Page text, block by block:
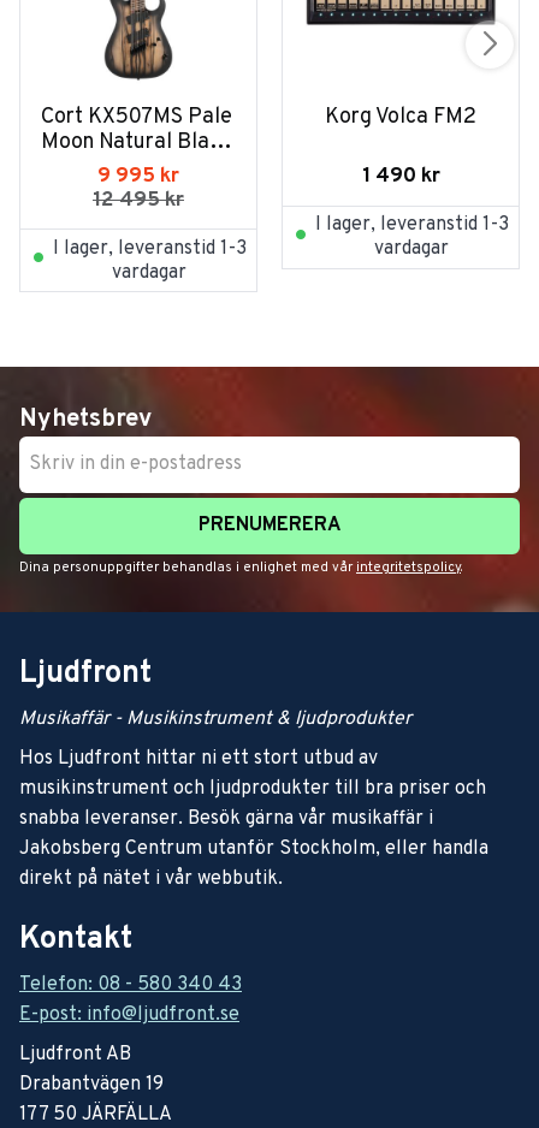
Cort KX507MS Pale
Moon Natural Black
Burst
9 995 kr
12 495kr
I lager, leveranstid 1-3
vardagar
Korg Volca FM2
1 490 kr
I lager, leveranstid 1-3
vardagar
Nyhetsbrev
PRENUMERERA
Dina personuppgifter behandlas i enlighet med vår integritetspolicy.
Ljudfront
Musikaffär - Musikinstrument & ljudprodukter
Hos Ljudfront hittar ni ett stort utbud av
musikinstrument och ljudprodukter till bra priser och
snabba leveranser. Besök gärna vår musikaffär i
Jakobsberg Centrum utanför Stockholm, eller handla
direkt på nätet i vår webbutik.
Kontakt
Telefon: 08 - 580 340 43
E-post: info@ljudfront.se
Ljudfront AB
Drabantvägen 19
177 50 JÄRFÄLLA